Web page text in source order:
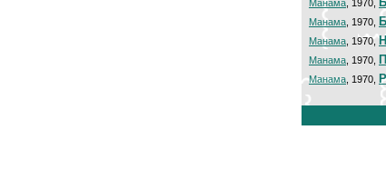
Манама , 1970,
Манама , 1970,
Манама , 1970,
Манама , 1970,
Манама , 1970,